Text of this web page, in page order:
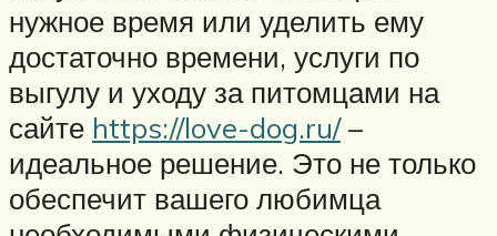
нужное время или уделить ему
достаточно времени, услуги по
выгулу и уходу за питомцами на
сайте https://love-dog.ru/–
идеальное решение. Это не только
обеспечит вашего любимца